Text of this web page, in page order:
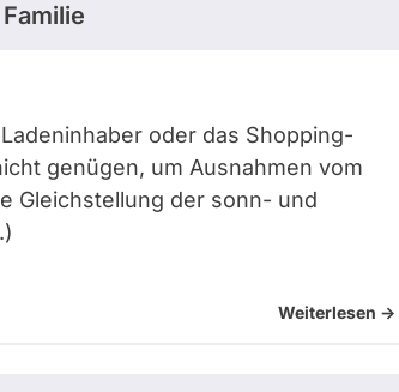
oder das Shopping-
genügen, um Ausnahmen vom
Gleichstellung der sonn- und
Weiterlesen ->